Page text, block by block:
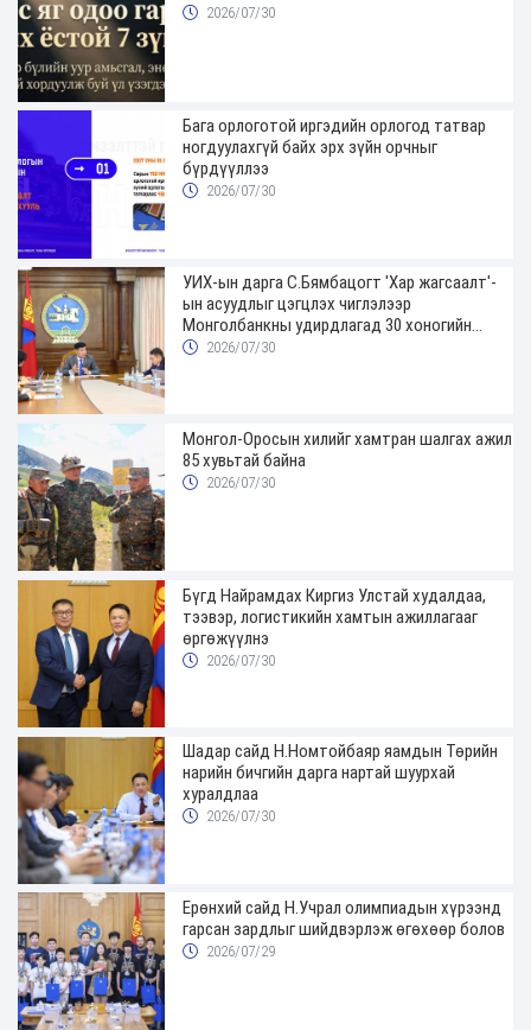
2026/07/30
Бага орлоготой иргэдийн орлогод татвар
ногдуулахгүй байх эрх зүйн орчныг
бүрдүүллээ
2026/07/30
УИХ-ын дарга С.Бямбацогт 'Хар жагсаалт'-
ын асуудлыг цэгцлэх чиглэлээр
Монголбанкны удирдлагад 30 хоногийн
хугацаатай үүрэг өглөө
2026/07/30
Монгол-Оросын хилийг хамтран шалгах ажил
85 хувьтай байна
2026/07/30
Бүгд Найрамдах Киргиз Улстай худалдаа,
тээвэр, логистикийн хамтын ажиллагааг
өргөжүүлнэ
2026/07/30
Шадар сайд Н.Номтойбаяр яамдын Төрийн
нарийн бичгийн дарга нартай шуурхай
хуралдлаа
2026/07/30
Ерөнхий сайд Н.Учрал олимпиадын хүрээнд
гарсан зардлыг шийдвэрлэж өгөхөөр болов
2026/07/29